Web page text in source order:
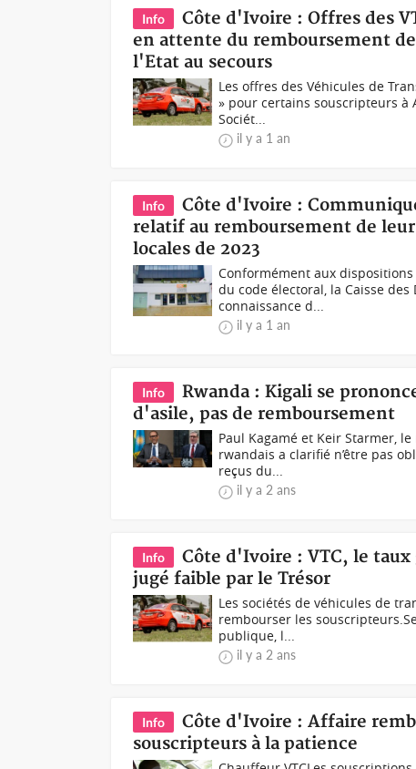
Info
Côte d'Ivoire : Offres des
en attente du remboursement
l'Etat au secours
Les offres des Véhicules de
» pour certains souscripteurs à
Sociét...
il y a 1 an
Info
Côte d'Ivoire :
relatif au remboursement de
locales de 2023
Conformément aux
du code électoral, la Caisse des
connaissance d...
il y a 1 an
Info
Rwanda : Kigali se
d'asile, pas de remboursement
Paul Kagamé et Keir Starmer,
rwandais a clarifié n’être pas
reçus du...
il y a 2 ans
Info
Côte d'Ivoire : VTC, le
jugé faible par le Trésor
Les sociétés de véhicules de
rembourser les
publique, l...
il y a 2 ans
Info
Côte d'Ivoire : Affaire
souscripteurs à la patience